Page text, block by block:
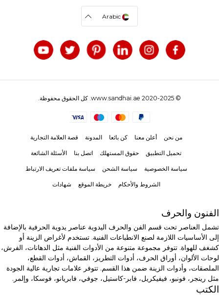
Arabic
© 2020-2025 www.sandhai.ae. كل الحقوق محفوظة.
من نحن أعلن معنا كن بائعا المدونة قصة العلامة التجارية
تحميل التطبيق حقوق المستهلك اتصل بنا الأسئلة الشائعة
سياسة الخصوصية سياسة الشحن سياسة ملفات تعريف الارتباط
الشروط والأحكام خريطة الموقع شهادات
الفنون والحرف
تشمل العناصر تحت قسم الفن والحرف اليدوية عناصر يدوية الحرفية بالإضافة
إلى الأساسيات اللازمة لصنع الانطباعات الفنية. تستخدم لأغراض الزينة أو
كشغف للهواة. تتوفر مجموعة متنوعة من الأدوات الفنية مثل الدهانات، الفرش،
لوحات الألوان، أوراق الحرف، أدوات التطريز، القماش، أدوات القطع،
الملصقات، وأدوات الزينة ضمن هذا القسم. تتوفر علامات تجارية عالية الجودة
مثل رينجر، فونبو، فيفيكريل، فابر-كاستيل، جوفي، فابريانو، فوسكا، وإلمر.
الكتب